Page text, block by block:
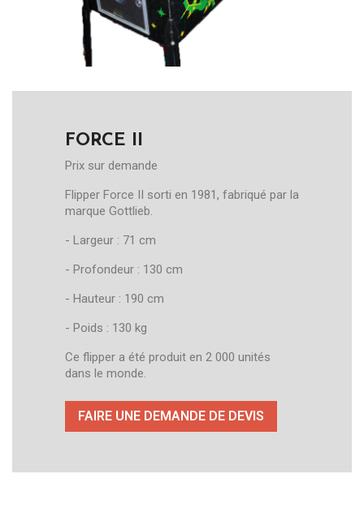
FORCE II
Prix sur demande
Flipper Force II sorti en 1981, fabriqué par la
marque Gottlieb.
- Largeur : 71 cm
- Profondeur : 130 cm
- Hauteur : 190 cm
- Poids : 130 kg
Ce flipper a été produit en 2 000 unités
dans le monde.
FAIRE UNE DEMANDE DE DEVIS